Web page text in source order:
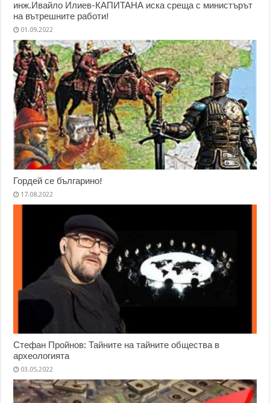
инж.Ивайло Илиев-КАПИТАНА иска среща с министърът
на вътрешните работи!
01.09.2022
Гордей се българино!
17.08.2022
Стефан Пройнов: Тайните на тайните общества в
археологията
03.05.2022